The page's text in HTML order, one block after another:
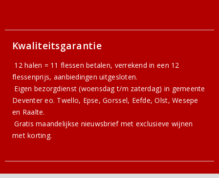
Kwaliteitsgarantie
12 halen = 11 flessen betalen, verrekend in een 12
flessenprijs, aanbiedingen uitgesloten.
Eigen bezorgdienst (woensdag t/m zaterdag) in gemeente
Deventer eo. Twello, Epse, Gorssel, Eefde, Olst, Wesepe
en Raalte.
Gratismaandelijkse nieuwsbriefmet exclusieve wijnen
met korting.